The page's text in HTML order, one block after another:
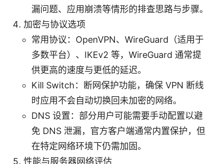
漏问题、应用崩溃等情形的排查思路与步骤。
加密与协议选项
常用协议：OpenVPN、WireGuard（适用于
多数平台）、IKEv2 等，WireGuard 通常提
供更高的速度与更低的延迟。
Kill Switch：断网保护功能，确保 VPN 断线
时应用不会自动切换回未加密的网络。
DNS 设置：部分用户可能需要手动配置以避
免 DNS 泄漏，官方客户端通常内置保护，但
在特定网络环境下仍需加固。
性能与服务器网络评估